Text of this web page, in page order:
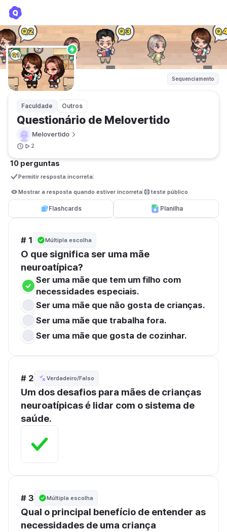
Sequenciamento
Faculdade Outros
Questionário de Melovertido
Melovertido
2
10 perguntas
Permitir resposta incorreta
Mostrar a resposta quando estiver incorreta teste público
Flashcards Planilha
# 1 Múltipla escolha
O que significa ser uma mãe
neuroatípica?
Ser uma mãe que tem um filho com
necessidades especiais.
Ser uma mãe que não gosta de crianças.
Ser uma mãe que trabalha fora.
Ser uma mãe que gosta de cozinhar.
# 2 Verdadeiro/Falso
Um dos desafios para mães de crianças
neuroatípicas é lidar com o sistema de
saúde.
# 3 Múltipla escolha
Qual o principal benefício de entender as
necessidades de uma criança